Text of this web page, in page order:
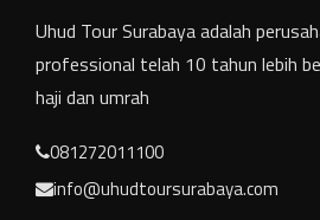
Uhud Tour Surabaya adalah
professional telah 10 tahun lebih
haji dan umrah
081272011100
info@uhudtoursurabaya.com